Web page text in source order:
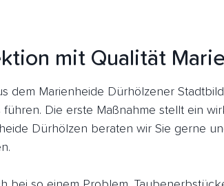
mit Qualität
dem Marienheide Dürhölzener
Die erste Maßnahme stellt ein
Dürhölzen beraten wir Sie gerne